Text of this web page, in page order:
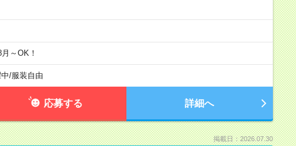
～OK！
/服装自由
応募する 詳細へ
掲載日：2026.07.30